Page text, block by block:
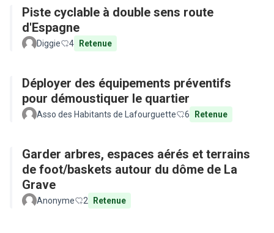
Piste cyclable à double sens route
d'Espagne
Diggie 4 Retenue
Déployer des équipements préventifs
pour démoustiquer le quartier
Asso des Habitants de Lafourguette 6 Retenue
Garder arbres, espaces aérés et terrains
de foot/baskets autour du dôme de La
Grave
Anonyme 2 Retenue